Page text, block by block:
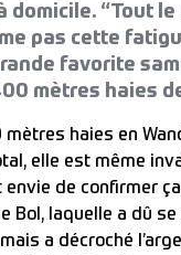
domicile. “Tout
pas cette
favorite
mètres haies
mètres haies en
elle est même
envie de confirmer
Bol, laquelle a dû
a décroché